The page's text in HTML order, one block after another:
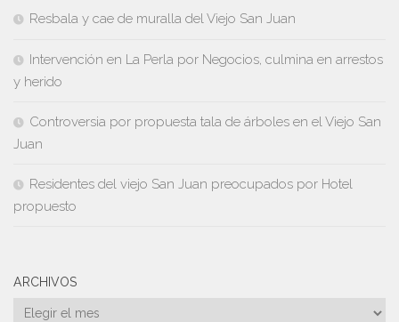
Resbala y cae de muralla del Viejo San Juan
Intervención en La Perla por Negocios, culmina en arrestos
y herido
Controversia por propuesta tala de árboles en el Viejo San
Juan
Residentes del viejo San Juan preocupados por Hotel
propuesto
ARCHIVOS
Archivos